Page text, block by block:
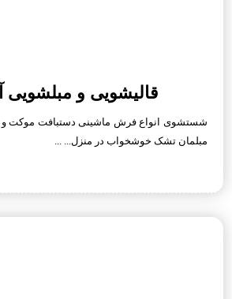
قالیشویی و
شستشوی انواع فرش ماشینی دستبافت موکت و
مبلمان تشک خوشخواب در منزل... ...